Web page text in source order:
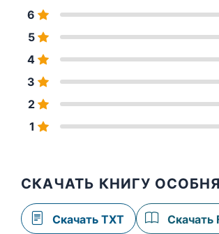
6
5
4
3
2
1
СКАЧАТЬ КНИГУ
Скачать TXT Скачать